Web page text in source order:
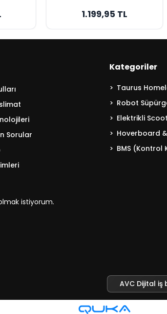
Yüksek Kapasite
1.199,95 TL
Sorular
istiyorum.
Kategoriler
Taurus
Robot
Elektrikli
Hoverboard
BMS (Kontrol
AVC Dijital iş